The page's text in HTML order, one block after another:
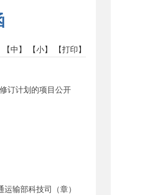
【中】 【小】 【打印】
订计划的项目公开
输部科技司（章）